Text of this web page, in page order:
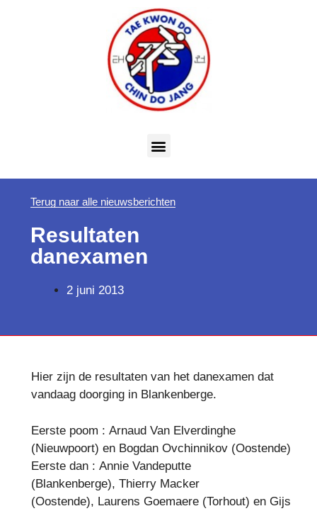
Terug naar alle nieuwsberichten
Resultaten
danexamen
2 juni 2013
Hier zijn de resultaten van het danexamen dat
vandaag doorging in Blankenberge.
Eerste poom : Arnaud Van Elverdinghe
(Nieuwpoort) en Bogdan Ovchinnikov (Oostende)
Eerste dan : Annie Vandeputte
(Blankenberge), Thierry Macker
(Oostende), Laurens Goemaere (Torhout) en Gijs